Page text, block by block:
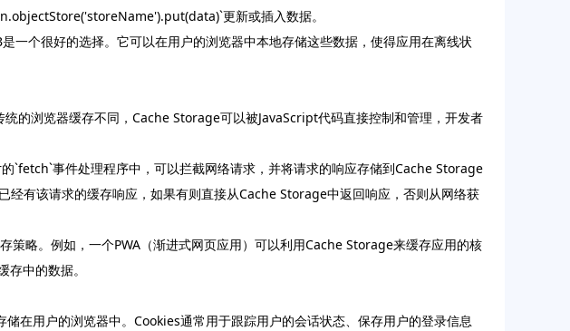
更新或插入数据。
个很好的选择。它可以在用户的浏览器中本地存储这些数据，使得应用在离线状
的浏览器缓存不同，Cache Storage可以被JavaScript代码直接控制和管理，开发者
事件处理程序中，可以拦截网络请求，并将请求的响应存储到Cache Storage
有该请求的缓存响应，如果有则直接从Cache Storage中返回响应，否则从网络获
略。例如，一个PWA（渐进式网页应用）可以利用Cache Storage来缓存应用的核
中的数据。
在用户的浏览器中。Cookies通常用于跟踪用户的会话状态、保存用户的登录信息